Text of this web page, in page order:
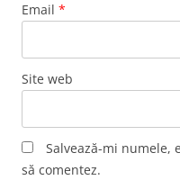
Email *
Site web
Salvează-mi numele,
să comentez.